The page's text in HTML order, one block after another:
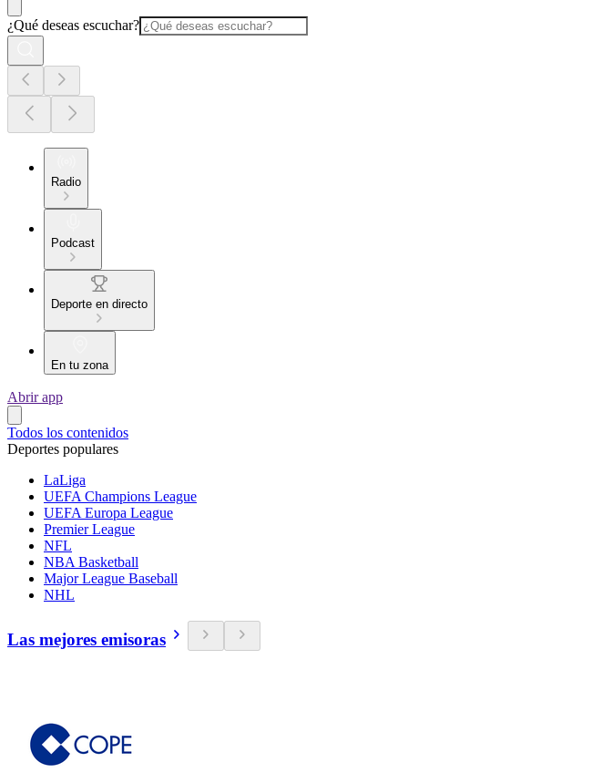
¿Qué deseas escuchar?
Radio
Podcast
Deporte en directo
En tu zona
Abrir app
Todos los contenidos
Deportes populares
LaLiga
UEFA Champions League
UEFA Europa League
Premier League
NFL
NBA Basketball
Major League Baseball
NHL
Las mejores emisoras